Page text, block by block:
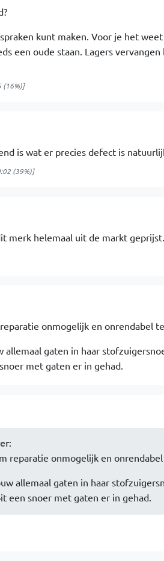
kunt maken. Voor je het
een oude staan. Lagers
(16%)]
is wat er precies defect is
(39%)]
merk helemaal uit de markt
onmogelijk en onrendabel
gaten in haar
met gaten er in gehad.
:
reparatie onmogelijk en
allemaal gaten in haar
een snoer met gaten er in gehad.